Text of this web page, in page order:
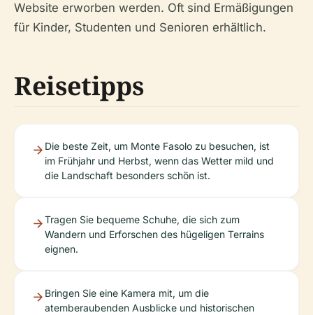
Website erworben werden. Oft sind Ermäßigungen
für Kinder, Studenten und Senioren erhältlich.
Reisetipps
Die beste Zeit, um Monte Fasolo zu besuchen, ist
im Frühjahr und Herbst, wenn das Wetter mild und
die Landschaft besonders schön ist.
Tragen Sie bequeme Schuhe, die sich zum
Wandern und Erforschen des hügeligen Terrains
eignen.
Bringen Sie eine Kamera mit, um die
atemberaubenden Ausblicke und historischen